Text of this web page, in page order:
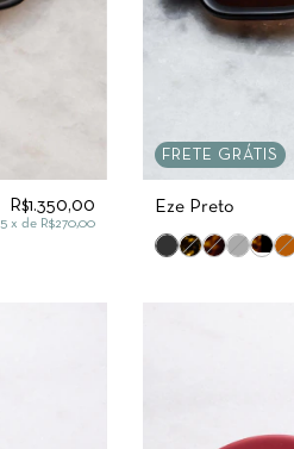
R$1.350,00
5 x de R$270,00
FRETE GRÁTIS
Eze Preto